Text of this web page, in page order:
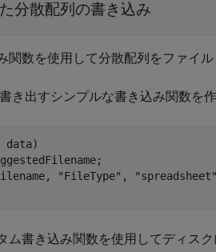
分散配列の書き込み
関数を使用して分散配列をファイ
き出すシンプルな書き込み関数を
data)
"FileType" ,
ム書き込み関数を使用してディス